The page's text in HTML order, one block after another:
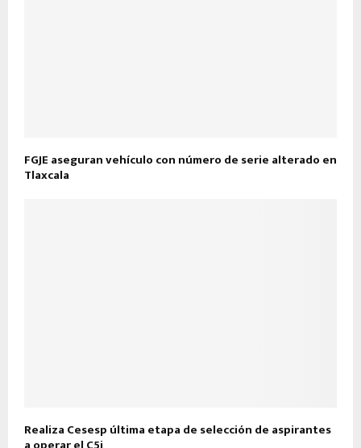
FGJE aseguran vehículo con número de serie alterado en
Tlaxcala
Realiza Cesesp última etapa de selección de aspirantes